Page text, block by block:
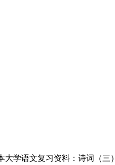
大学语文复习资料：诗词（三）